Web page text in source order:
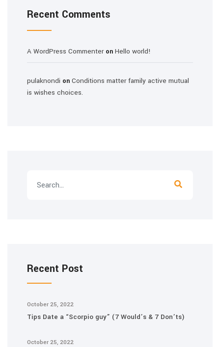
Recent Comments
A WordPress Commenteron Hello world!
pulaknondi on Conditions matter family active mutual
is wishes choices.
Recent Post
October 25, 2022
Tips Date a “Scorpio guy” (7 Would’s & 7 Don’ts)
October 25, 2022